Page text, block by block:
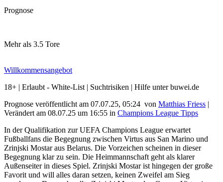
Prognose
Mehr als 3.5 Tore
Willkommensangebot
18+ | Erlaubt - White-List | Suchtrisiken | Hilfe unter buwei.de
Prognose veröffentlicht am 07.07.25, 05:24 von Matthias Friess |
Verändert am 08.07.25 um 16:55 in Champions League Tipps
In der Qualifikation zur UEFA Champions League erwartet
Fußballfans die Begegnung zwischen Virtus aus San Marino und
Zrinjski Mostar aus Belarus. Die Vorzeichen scheinen in dieser
Begegnung klar zu sein. Die Heimmannschaft geht als klarer
Außenseiter in dieses Spiel. Zrinjski Mostar ist hingegen der große
Favorit und will alles daran setzen, keinen Zweifel am Sieg